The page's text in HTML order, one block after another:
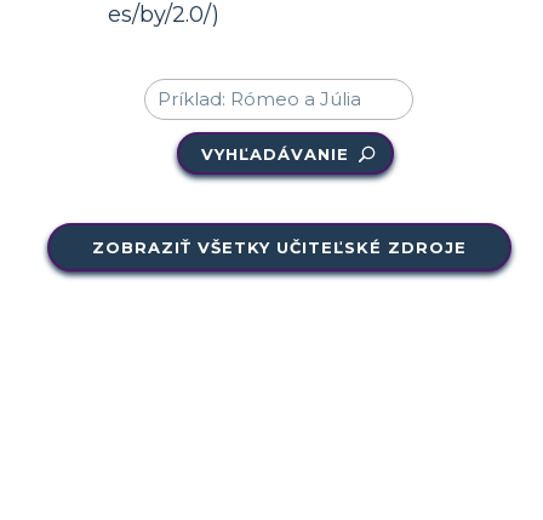
es/by/2.0/)
VYHĽADÁVANIE
ZOBRAZIŤ VŠETKY UČITEĽSKÉ ZDROJE